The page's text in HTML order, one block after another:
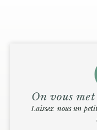
On vous
Laissez-nous un